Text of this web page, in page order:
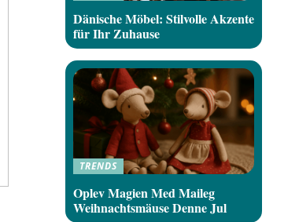
Dänische Möbel: Stilvolle Akzente
für Ihr Zuhause
TRENDS
Oplev Magien Med Maileg
Weihnachtsmäuse Denne Jul